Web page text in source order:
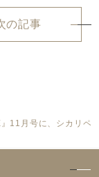
の記事
11月号に、シカリペ